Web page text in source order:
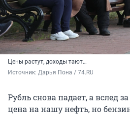
Цены растут, доходы тают…
Источник: Дарья Пона / 74.RU
Рубль снова падает, а вслед
цена на нашу нефть, но